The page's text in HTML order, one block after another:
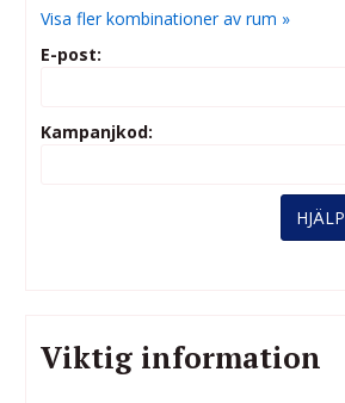
Visa fler kombinationer av rum »
E-post:
Kampanjkod:
HJÄLP
Viktig information